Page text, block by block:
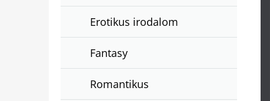
Erotikus irodalom
Fantasy
Romantikus